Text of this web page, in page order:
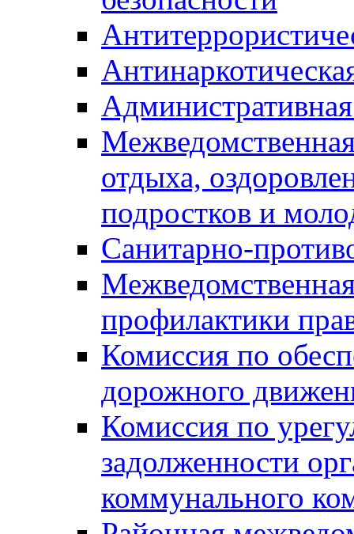
отдыха,
подростков и
Санитарно-
профилактики
Комиссия по
дорожного
Комиссия по
задолженности
коммунального